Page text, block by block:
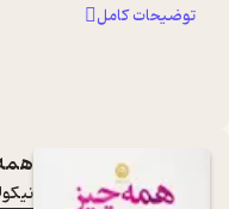
توضیحات کامل